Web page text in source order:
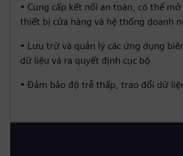
• Cung cấp kết nối an toàn, có thể
thiết bị cửa hàng và hệ thống doanh
• Lưu trữ và quản lý các ứng dụng
dữ liệu và ra quyết định cục bộ
• Đảm bảo độ trễ thấp, trao đổi dữ